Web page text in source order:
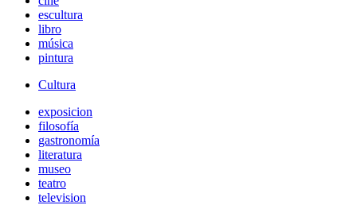
escultura
libro
música
pintura
Cultura
exposicion
filosofía
gastronomía
literatura
museo
teatro
television